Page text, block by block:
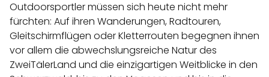
Outdoorsportler müssen sich heute nicht mehr
fürchten: Auf ihren Wanderungen, Radtouren,
Gleitschirmflügen oder Kletterrouten begegnen ihnen
vor allem die abwechslungsreiche Natur des
ZweiTälerLand und die einzigartigen Weitblicke in den